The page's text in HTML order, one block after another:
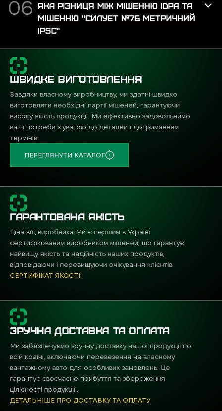
ЯКА РІЗНИЦЯ МІЖ МІШЕННЮ IDPA ТА
МІШЕННЮ "СИЛУЕТ №7Б МЕТРИЧНИЙ
IPSC"
ШВИДКЕ ВИГОТОВЛЕННЯ
Завдяки власному виробництву, ми здатні швидко
виготовляти необхідні партії мішеней, гарантуючи
високу якість продукції. Ми ефективно задовольнимо
ваші потреби з увагою до деталей і дотриманням
термінів.
ПЕРЕГЛЯНУТИ КАТАЛОГ
ГАРАНТОВАНА ЯКІСТЬ
Ціна від виробника Ми є першим в Україні
сертифікованим виробником мішеней, що гарантує
найвищу якість та надійність наших продуктів,
відповідаючи і перевищуючи очікування клієнтів
СЕРТИФІКАТ ЯКОСТІ
ЗРУЧНА ДОСТАВКА ТА ОПЛАТА
Ми забезпечуємо зручну доставку нашої продукції по
всій країні, включаючи перевезення на власному
вантажному авто для особливих замовлень. Це
гарантує своєчасне прибуття та збереження
цілісності продукції..
ДЕТАЛЬНІШЕ ПРО ДОСТАВКУ ТА ОПЛАТУ